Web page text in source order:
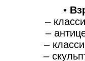
•
–
–
–
–